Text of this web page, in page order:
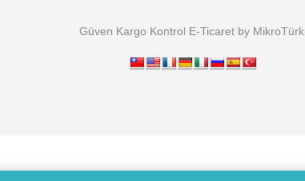
Güven Kargo Kontrol E-Ticaret by MikroTürk